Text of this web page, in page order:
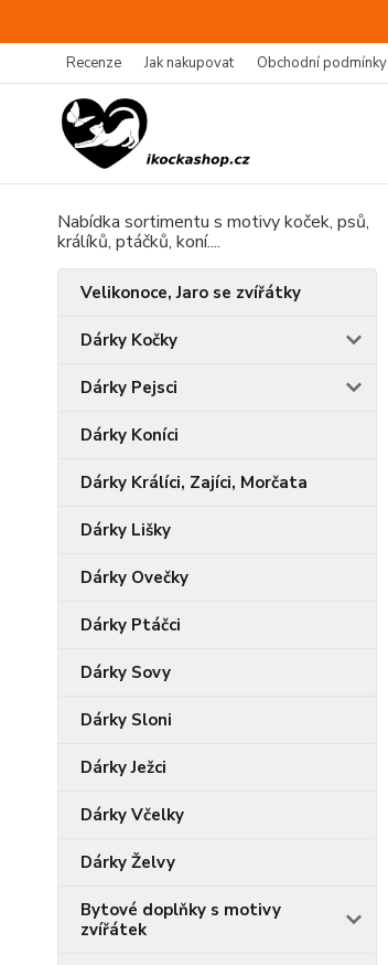
Recenze Jak nakupovat Obchodní podmínky
Nabídka sortimentu s motivy koček, psů,
králíků, ptáčků, koní....
Velikonoce, Jaro se zvířátky
Dárky Kočky
Dárky Pejsci
Dárky Koníci
Dárky Králíci, Zajíci, Morčata
Dárky Lišky
Dárky Ovečky
Dárky Ptáčci
Dárky Sovy
Dárky Sloni
Dárky Ježci
Dárky Včelky
Dárky Želvy
Bytové doplňky s motivy
zvířátek